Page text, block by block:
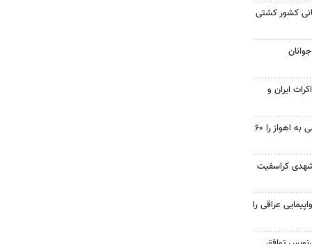
کشور کشتی
ایران و
احداث پل مسیر خسرج دسترسی به اهواز را ۶۰
کراسفیت
عراقی را